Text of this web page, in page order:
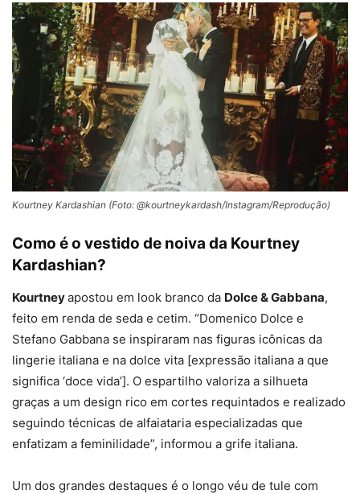
Kourtney Kardashian (Foto: @kourtneykardash/Instagram/Reprodução)
Como é o vestido de noiva da Kourtney
Kardashian?
Kourtneyapostou em look branco da Dolce & Gabbana,
feito em renda de seda e cetim. “Domenico Dolce e
Stefano Gabbana se inspiraram nas figuras icônicas da
lingerie italiana e na dolce vita [expressão italiana a que
significa ‘doce vida’]. O espartilho valoriza a silhueta
graças a um design rico em cortes requintados e realizado
seguindo técnicas de alfaiataria especializadas que
enfatizam a feminilidade”, informou a grife italiana.
Um dos grandes destaques é o longo véu de tule com